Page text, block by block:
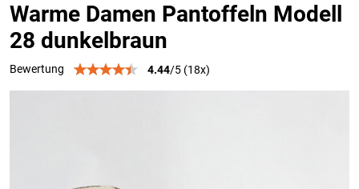
Warme Damen Pantoffeln Modell
28 dunkelbraun
Bewertung 4.44/5 (18x)